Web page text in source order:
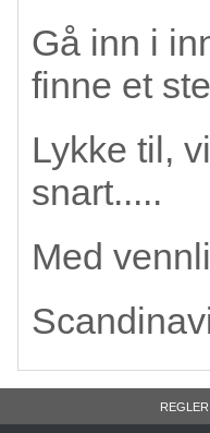
Gå inn i
finne et
Lykke til,
snart.....
Med
REGLER